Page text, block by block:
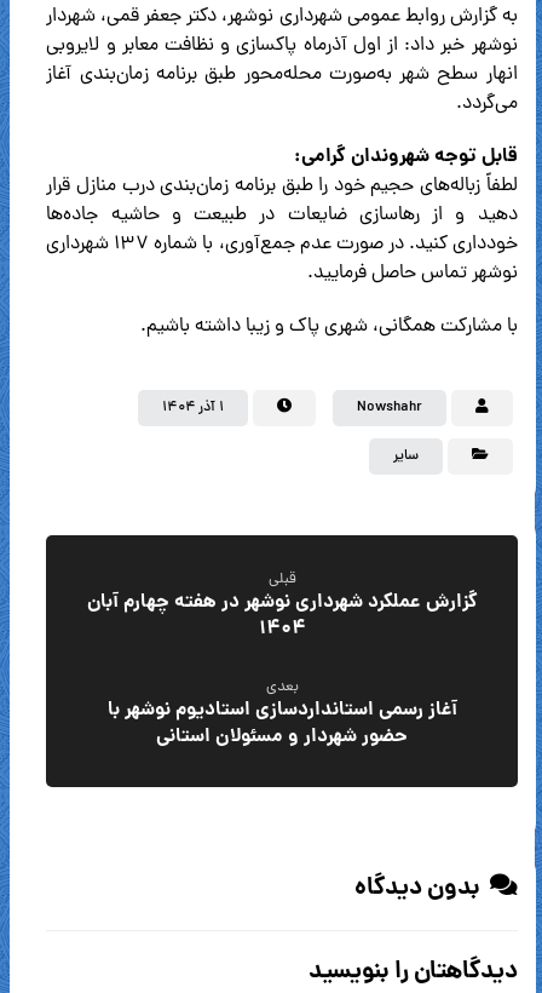
به گزارش روابط عمومی شهرداری نوشهر، دکتر جعفر قمی، شهردار
نوشهر خبر داد: از اول آذرماه پاکسازی و نظافت معابر و لایروبی
انهار سطح شهر به‌صورت محله‌محور طبق برنامه زمان‌بندی آغاز
می‌گردد.
قابل توجه شهروندان گرامی:
لطفاً زباله‌های حجیم خود را طبق برنامه زمان‌بندی درب منازل قرار
دهید و از رهاسازی ضایعات در طبیعت و حاشیه جاده‌ها
خودداری کنید. در صورت عدم جمع‌آوری، با شماره ۱۳۷ شهرداری
نوشهر تماس حاصل فرمایید.
با مشارکت همگانی، شهری پاک و زیبا داشته باشیم.
Nowshahr ۱ آذر ۱۴۰۴
سایر
قبلی
گزارش عملکرد شهرداری نوشهر در هفته چهارم آبان
۱۴۰۴
بعدی
آغاز رسمی استانداردسازی استادیوم نوشهر با
حضور شهردار و مسئولان استانی
بدون دیدگاه
دیدگاهتان را بنویسید